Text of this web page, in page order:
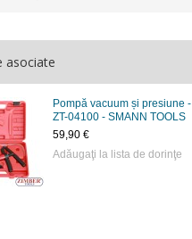
asociate
Pompă vacuum și presiune -
ZT-04100 - SMANN TOOLS
59,90 €
Adăugaţi la lista de dorinţe